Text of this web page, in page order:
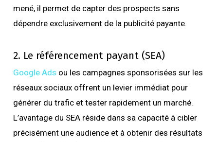
mené, il permet de capter des prospects sans
dépendre exclusivement de la publicité payante.
2. Le référencement payant (SEA)
Google Ads ou les campagnes sponsorisées sur les
réseaux sociaux offrent un levier immédiat pour
générer du trafic et tester rapidement un marché.
L’avantage du SEA réside dans sa capacité à cibler
précisément une audience et à obtenir des résultats